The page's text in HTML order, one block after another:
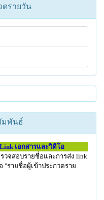
ดรายวัน
มพันธ์
เอกสารและวิดิโอ
วจสอบรายชื่อและการส่ง link
"รายชื่อผู้เข้าประกวดราย